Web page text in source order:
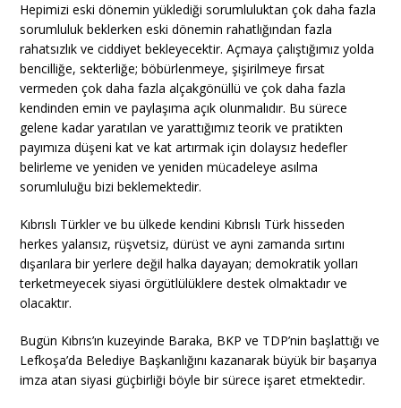
Hepimizi eski dönemin yüklediği sorumluluktan çok daha fazla
sorumluluk beklerken eski dönemin rahatlığından fazla
rahatsızlık ve ciddiyet bekleyecektir. Açmaya çalıştığımız yolda
bencilliğe, sekterliğe; böbürlenmeye, şişirilmeye fırsat
vermeden çok daha fazla alçakgönüllü ve çok daha fazla
kendinden emin ve paylaşıma açık olunmalıdır. Bu sürece
gelene kadar yaratılan ve yarattığımız teorik ve pratikten
payımıza düşeni kat ve kat artırmak için dolaysız hedefler
belirleme ve yeniden ve yeniden mücadeleye asılma
sorumluluğu bizi beklemektedir.
Kıbrıslı Türkler ve bu ülkede kendini Kıbrıslı Türk hisseden
herkes yalansız, rüşvetsiz, dürüst ve ayni zamanda sırtını
dışarılara bir yerlere değil halka dayayan; demokratik yolları
terketmeyecek siyasi örgütlülüklere destek olmaktadır ve
olacaktır.
Bugün Kıbrıs’ın kuzeyinde Baraka, BKP ve TDP’nin başlattığı ve
Lefkoşa’da Belediye Başkanlığını kazanarak büyük bir başarıya
imza atan siyasi güçbirliği böyle bir sürece işaret etmektedir.